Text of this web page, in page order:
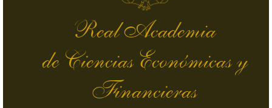
Real Academia
de Ciencias Económicas y
Financieras